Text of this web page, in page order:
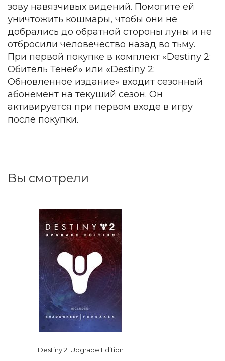
зову навязчивых видений. Помогите ей
уничтожить кошмары, чтобы они не
добрались до обратной стороны луны и не
отбросили человечество назад во тьму.
При первой покупке в комплект «Destiny 2:
Обитель Теней» или «Destiny 2:
Обновленное издание» входит сезонный
абонемент на текущий сезон. Он
активируется при первом входе в игру
после покупки.
Вы смотрели
Destiny 2: Upgrade Edition